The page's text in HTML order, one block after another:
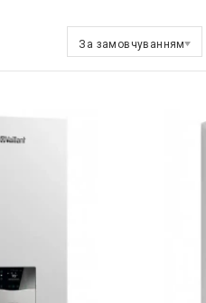
За замовчуванням